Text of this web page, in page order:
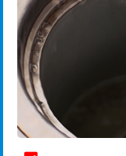
給水管工事※（ライ
管・ポリ管・HT管
排水管工事（土の掘
業）
排水管工事（排水
排水管工事（追加
カメラ調査
桝清掃
止水・漏水調査・防
理・調整・分解・
止水・漏水調査・
理・調整・分解・加